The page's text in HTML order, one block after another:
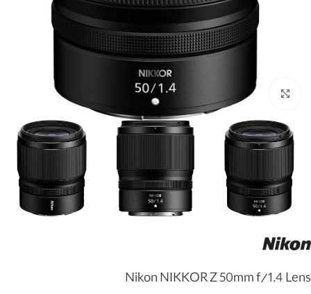
بزرگنمایی تصویر
Nikon NIKKOR Z 50mm f/1.4 Lens